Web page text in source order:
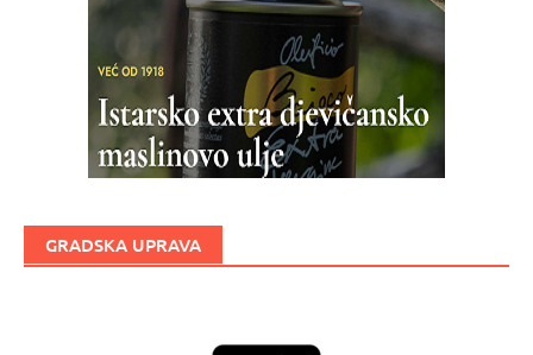
GRADSKA UPRAVA